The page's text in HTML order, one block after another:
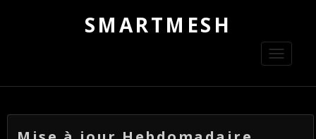
SMARTMESH
Toggle